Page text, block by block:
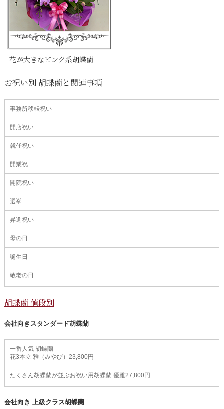
花が大きなピンク系胡蝶蘭
お祝い別 胡蝶蘭と関連事項
事務所移転祝い
開店祝い
就任祝い
開業祝
開院祝い
選挙
昇進祝い
母の日
誕生日
敬老の日
胡蝶蘭 値段別
会社向きスタンダード胡蝶蘭
一番人気 胡蝶蘭
花3本立 雅（みやび）23,800円
たくさん胡蝶蘭が並ぶお祝い用胡蝶蘭 優雅27,800円
会社向き 上級クラス胡蝶蘭